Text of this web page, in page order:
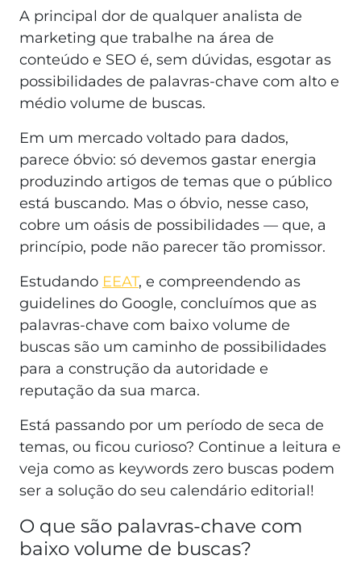
A principal dor de qualquer analista de
marketing que trabalhe na área de
conteúdo e SEO é, sem dúvidas, esgotar as
possibilidades de palavras-chave com alto e
médio volume de buscas.
Em um mercado voltado para dados,
parece óbvio: só devemos gastar energia
produzindo artigos de temas que o público
está buscando. Mas o óbvio, nesse caso,
cobre um oásis de possibilidades — que, a
princípio, pode não parecer tão promissor.
Estudando EEAT, e compreendendo as
guidelines do Google, concluímos que as
palavras-chave com baixo volume de
buscas são um caminho de possibilidades
para a construção da autoridade e
reputação da sua marca.
Está passando por um período de seca de
temas, ou ficou curioso? Continue a leitura e
veja como as keywords zero buscas podem
ser a solução do seu calendário editorial!
O que são palavras-chave com
baixo volume de buscas?